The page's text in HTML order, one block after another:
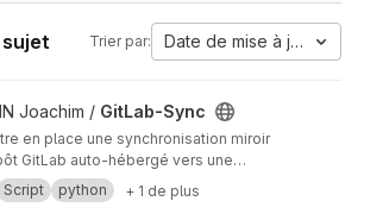
Trier par: Date de mise à jour
Sync
Joachim / GitLab-Sync
en place une synchronisation miroir
GitLab auto-hébergé vers une
publique nécessite une série
manuelles, répétitives et sujettes à
Script python + 1 de plus